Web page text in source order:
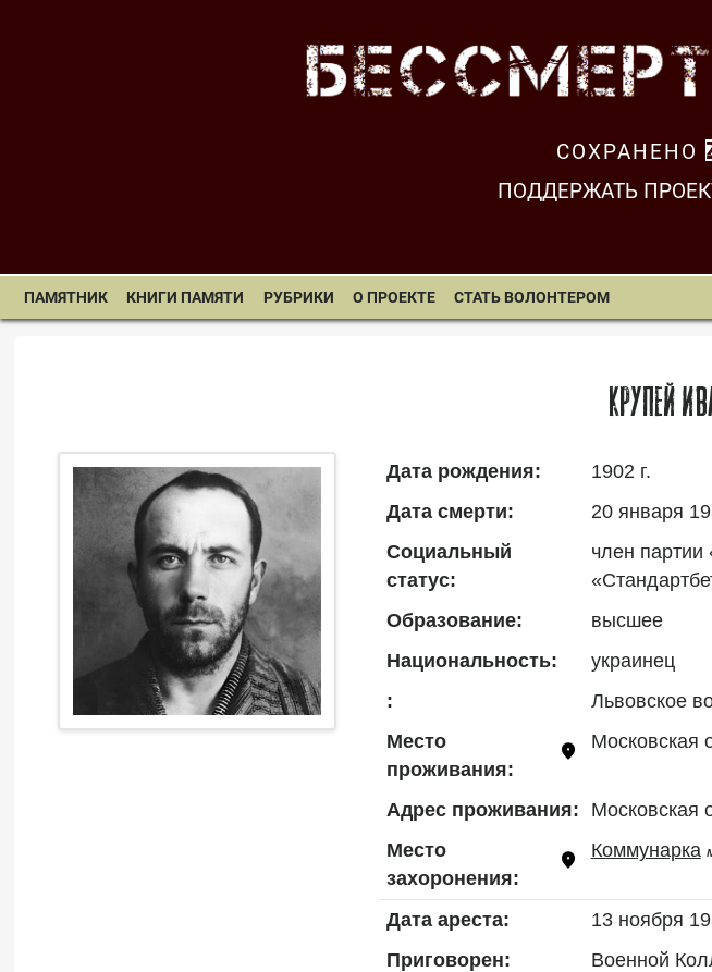
СОХРАНЕНО
ПОДДЕРЖАТЬ
ПАМЯТНИК КНИГИ ПАМЯТИ РУБРИКИ О ПРОЕКТЕ СТАТЬ ВОЛОНТЕРОМ
Крупей
Дата рождения:
1902 г.
Дата смерти:
20 января
Социальный
статус:
член партии
Образование:
высшее
Национальность:
украинец
:
Львовское
Место
проживания:
Московская
Адрес проживания:
Московская
Место
захоронения:
Коммунарка
Дата ареста:
13 ноября
Приговорен:
Военной